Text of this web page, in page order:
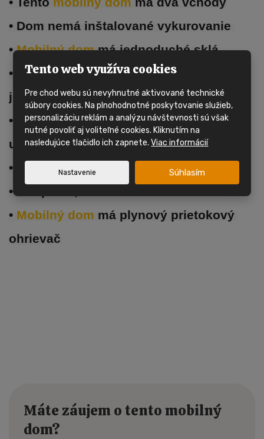
• Dom nemá inštalované vykurovanie
• Mobilný dom má jednoduché sklá
• Obývacia izba, kuchynská linka,
jedálenský kút
• Kúpeľňa so sprchovacím kútom a
umývadlom
• 1x samostatné WC
• 2x spálňa, 1x izba celkom 4 lôžka
• Mobilný dom má plynový prietokový
ohrievač
Máte záujem o tento mobilný
dom?
Tento web využíva cookies
Pre chod webu sú nevyhnutné aktivované technické
súbory cookies. Na plnohodnotné poskytovanie služieb,
personalizáciu reklám a analýzu návštevnosti sú však
nutné povoliť aj voliteľné cookies. Kliknutím na
nasledujúce tlačidlo ich zapnete.Viac informácií
Nastavenie Súhlasím